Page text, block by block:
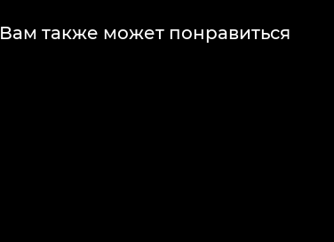
Вам также может понравиться